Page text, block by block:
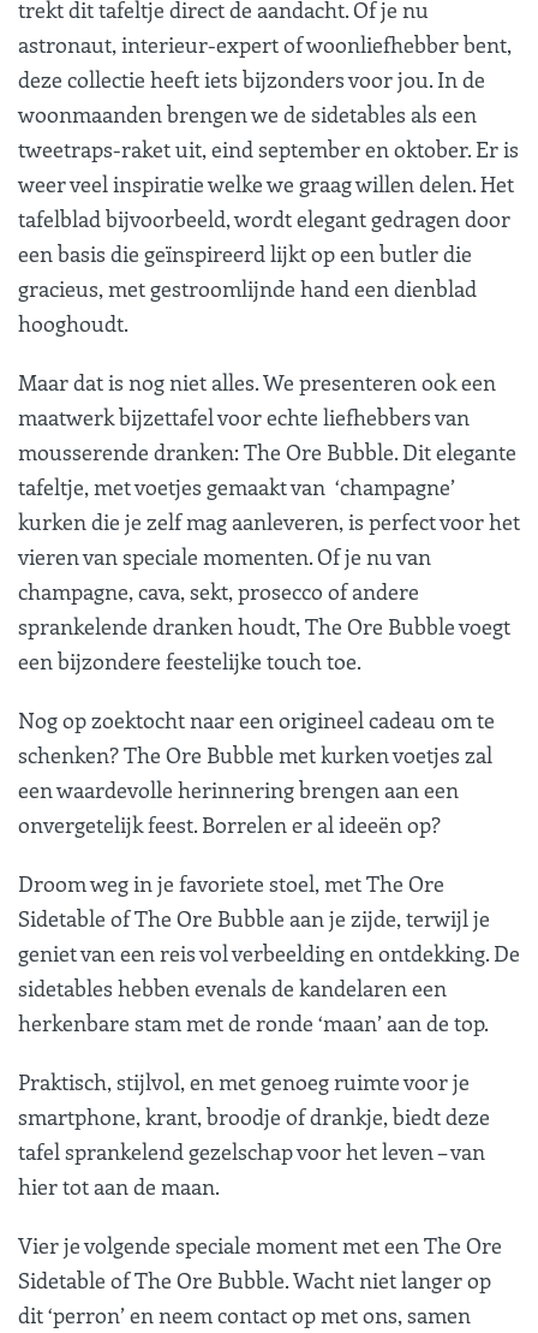
trekt dit tafeltje direct de aandacht. Of je nu
astronaut, interieur-expert of woonliefhebber bent,
deze collectie heeft iets bijzonders voor jou. In de
woonmaanden brengen we de sidetables als een
tweetraps-raket uit, eind september en oktober. Er is
weer veel inspiratie welke we graag willen delen. Het
tafelblad bijvoorbeeld, wordt elegant gedragen door
een basis die geïnspireerd lijkt op een butler die
gracieus, met gestroomlijnde hand een dienblad
hooghoudt.
Maar dat is nog niet alles. We presenteren ook een
maatwerk bijzettafel voor echte liefhebbers van
mousserende dranken:The Ore Bubble. Dit elegante
tafeltje, met voetjes gemaakt van ‘champagne’
kurken die je zelf mag aanleveren, is perfect voor het
vieren van speciale momenten. Of je nu van
champagne, cava, sekt, prosecco of andere
sprankelende dranken houdt, The Ore Bubble voegt
een bijzondere feestelijke touch toe.
Nog op zoektocht naar een origineel cadeau om te
schenken? The Ore Bubble met kurken voetjes zal
een waardevolle herinnering brengen aan een
onvergetelijk feest. Borrelen er al ideeën op?
Droom weg in je favoriete stoel, met The Ore
Sidetable of The Ore Bubble aan je zijde, terwijl je
geniet van een reis vol verbeelding en ontdekking. De
sidetables hebben evenals de kandelaren een
herkenbare stam met de ronde ‘maan’ aan de top.
Praktisch, stijlvol, en met genoeg ruimte voor je
smartphone, krant, broodje of drankje, biedt deze
tafel sprankelend gezelschap voor het leven – van
hier tot aan de maan.
Vier je volgende speciale moment met een The Ore
Sidetable of The Ore Bubble. Wacht niet langer op
dit ‘perron’ en neem contact op met ons, samen